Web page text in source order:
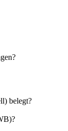
belegt?